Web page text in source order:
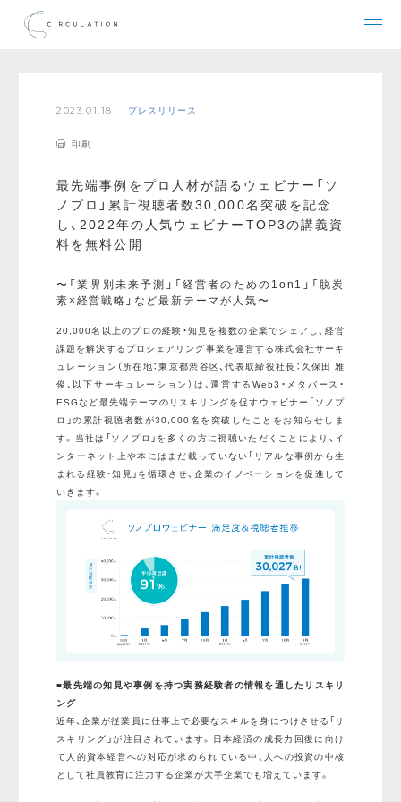
2023.01.18 プレスリリース
印刷
最先端事例をプロ人材が語るウェビナー「ソ
ノプロ」累計視聴者数30,000名突破を記念
し、2022年の人気ウェビナーTOP3の講義資
料を無料公開
〜「業界別未来予測」「経営者のための1on1」「脱炭
素×経営戦略」など最新テーマが人気〜
20,000名以上のプロの経験・知見を複数の企業でシェアし、経営
課題を解決するプロシェアリング事業を運営する株式会社サーキ
ュレーション（所在地：東京都渋谷区、代表取締役社長：久保田 雅
俊、以下サーキュレーション）は、運営するWeb3・メタバース・
ESGなど最先端テーマのリスキリングを促すウェビナー「ソノプ
ロ」の累計視聴者数が30,000名を突破したことをお知らせしま
す。当社は「ソノプロ」を多くの方に視聴いただくことにより、イ
ンターネット上や本にはまだ載っていない「リアルな事例から生
まれる経験・知見」を循環させ、企業のイノベーションを促進して
いきます。
■最先端の知見や事例を持つ実務経験者の情報を通したリスキリ
ング
近年、企業が従業員に仕事上で必要なスキルを身につけさせる「リ
スキリング」が注目されています。日本経済の成長力回復に向け
て人的資本経営への対応が求められている中、人への投資の中核
として社員教育に注力する企業が大手企業でも増えています。